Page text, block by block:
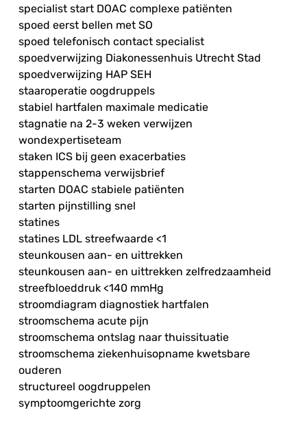
specialist start DOAC complexe patiënten
spoed eerst bellen met SO
spoed telefonisch contact specialist
spoedverwijzing Diakonessenhuis Utrecht Stad
spoedverwijzing HAP SEH
staaroperatie oogdruppels
stabiel hartfalen maximale medicatie
stagnatie na 2-3 weken verwijzen
wondexpertiseteam
staken ICS bij geen exacerbaties
stappenschema verwijsbrief
starten DOAC stabiele patiënten
starten pijnstilling snel
statines
statines LDL streefwaarde <1
steunkousen aan- en uittrekken
steunkousen aan- en uittrekken zelfredzaamheid
streefbloeddruk <140 mmHg
stroomdiagram diagnostiek hartfalen
stroomschema acute pijn
stroomschema ontslag naar thuissituatie
stroomschema ziekenhuisopname kwetsbare
ouderen
structureel oogdruppelen
symptoomgerichte zorg